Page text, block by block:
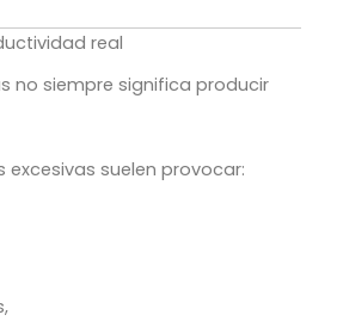
real
no siempre significa producir
excesivas suelen provocar: